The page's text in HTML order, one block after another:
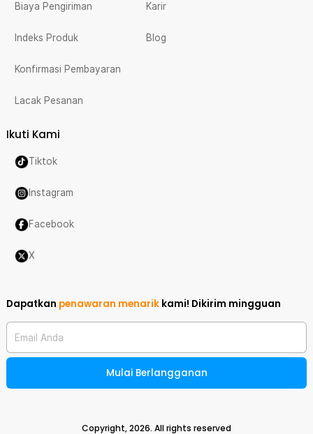
Biaya Pengiriman
Indeks Produk
Konfirmasi Pembayaran
Lacak Pesanan
Karir
Blog
Ikuti Kami
Tiktok
Instagram
Facebook
X
Dapatkan penawaran menarik kami! Dikirim mingguan
Email Anda
Mulai Berlangganan
Copyright,2026. All rights reserved